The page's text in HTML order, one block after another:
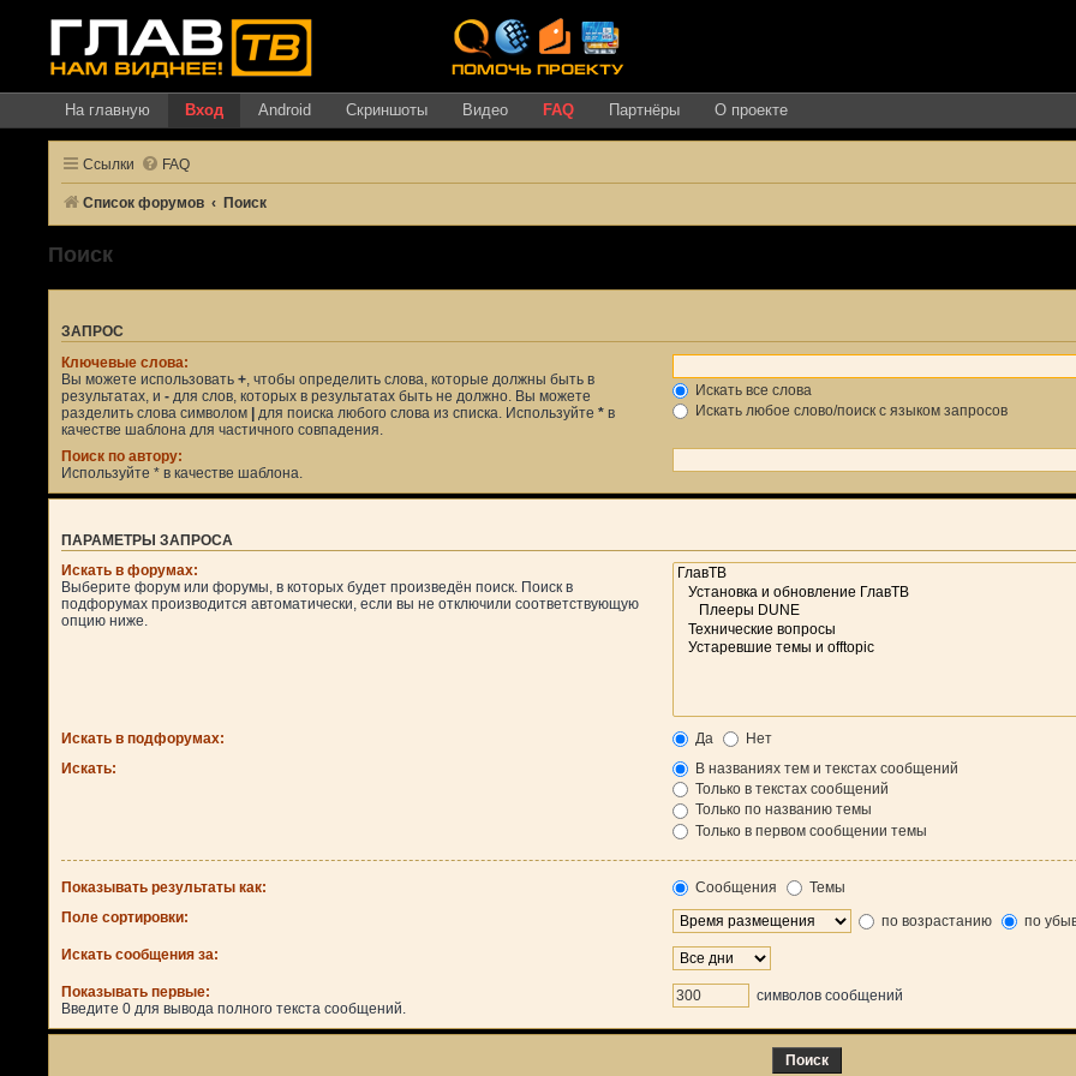
На главную Вход Android Скриншоты Видео FAQ Партнёры О проекте
Ссылки FAQ
Список форумов Поиск
Поиск
ЗАПРОС
Ключевые слова:
Вы можете использовать + , чтобы определить слова, которые должны быть в
результатах, и - для слов, которых в результатах быть не должно. Вы можете
разделить слова символом | для поиска любого слова из списка. Используйте * в
качестве шаблона для частичного совпадения.
Искать все слова
Искать любое слово/поиск с языком запросов
Поиск по автору:
Используйте * в качестве шаблона.
ПАРАМЕТРЫ ЗАПРОСА
Искать в форумах:
Выберите форум или форумы, в которых будет произведён поиск. Поиск в
подфорумах производится автоматически, если вы не отключили соответствующую
опцию ниже.
Искать в подфорумах: Да
Нет
Искать:
В названиях тем и текстах сообщений
Только в текстах сообщений
Только по названию темы
Только в первом сообщении темы
Показывать результаты как: Сообщения
Темы
Поле сортировки:
по возрастанию по
Искать сообщения за:
Показывать первые:
Введите 0 для вывода полного текста сообщений.
символов сообщений